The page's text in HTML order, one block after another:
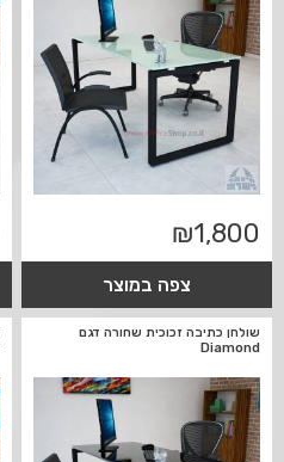
₪1,800
צפה במוצר
שולחן כתיבה זכוכית שחורה דגם
Diamond